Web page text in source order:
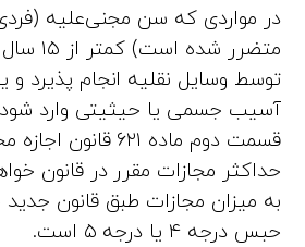
در مواردی که سن مجنی‌علیه
متضرر
توسط وسایل نقلیه انجام پذیرد و
آسیب جسمی یا حیثیتی وارد
قسمت دوم ماده ۶۲۱
حداکثر مجازات مقرر در قانون
به میزان مجازات طبق قانون
حبس درجه ۴ یا درجه ۵ است.